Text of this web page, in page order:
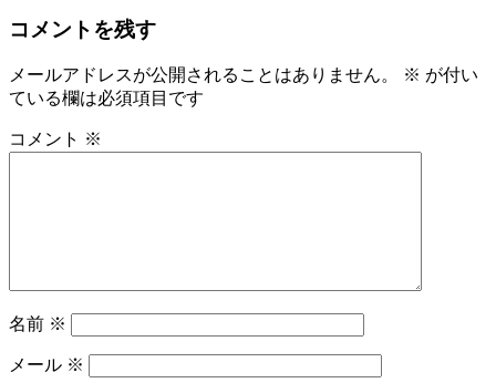
コメントを残す
メールアドレスが公開されることはありません。 ※ が付い
ている欄は必須項目です
コメント ※
名前 ※
メール ※